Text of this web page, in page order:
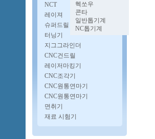
헥쏘우
콘타
일반톱기계
NC톱기계
NCT
레이져
슈퍼드릴
터닝기
지그그라인더
CNC건드릴
레이저마킹기
CNC조각기
CNC원통연마기
CNC원통연마기
면취기
재료 시험기